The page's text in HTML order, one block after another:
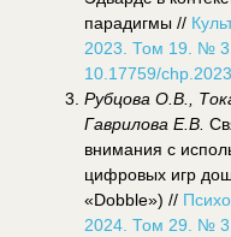
парадигмы //
2023. Том 19. №
10.17759/
Рубцова О.В.,
Гаврилова Е.В.
внимания с
цифровых игр
«Dobble») //
2024. Том 29. №